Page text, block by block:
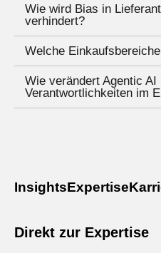
Wie wird Bias in
verhindert?
Welche
Wie verändert Agentic AI
Verantwortlichkeiten im
InsightsExpertise
Direkt zur Expertise